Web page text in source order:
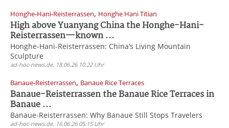
Honghe-Hani-Reisterrassen, Honghe Hani Titian
High above Yuanyang China the Honghe-Hani-
Reisterrassen—known ...
Honghe-Hani-Reisterrassen: China’s Living Mountain
Sculpture
ad-hoc-news.de, 18.06.26 10:22 Uhr
Banaue-Reisterrassen, Banaue Rice Terraces
Banaue-Reisterrassen the Banaue Rice Terraces in
Banaue ...
Banaue-Reisterrassen: Why Banaue Still Stops Travelers
ad-hoc-news.de, 16.06.26 05:15 Uhr